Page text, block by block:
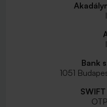
Bank
1051